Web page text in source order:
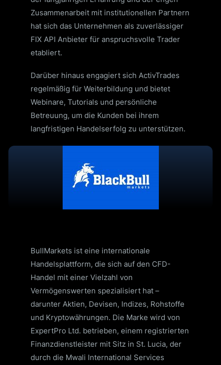
Zusammenarbeit mit institutionellen Partnern
hat sich das Unternehmen als zuverlässiger
FIX API Anbieter für anspruchsvolle Trader
etabliert.
Darüber hinaus engagiert sich ActivTrades
regelmäßig für Weiterbildung und bietet
Webinare, Tutorials und persönliche
Betreuung, um die Kunden bei ihrem
langfristigen Handelserfolg zu unterstützen.
BullMarkets ist eine internationale
Handelsplattform, die sich auf den CFD-
Handel mit einer Vielzahl von
Vermögenswerten spezialisiert hat –
darunter Aktien, Devisen, Indizes, Rohstoffe
und Kryptowährungen. Die Marke wird von
ExpertPro Ltd. betrieben, einem registrierten
Finanzdienstleister mit Sitz in St. Lucia, der
durch die Mwali International Services